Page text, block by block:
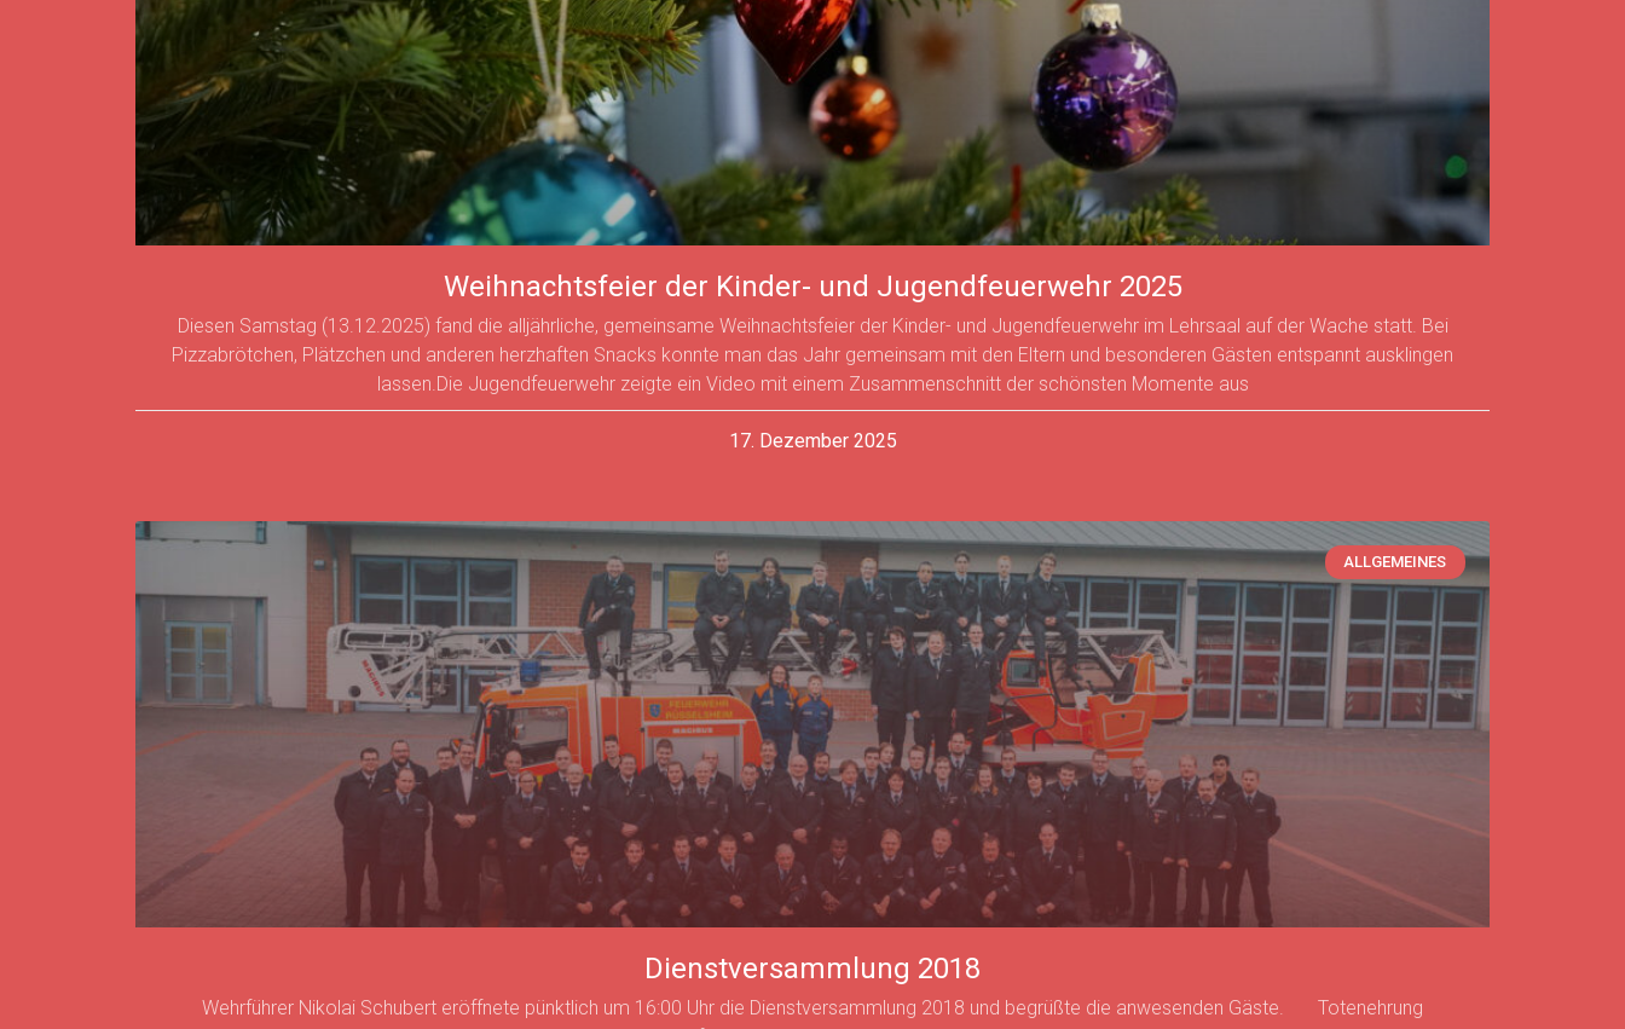
Weihnachtsfeier der Kinder- und Jugendfeuerwehr 2025
Diesen Samstag (13.12.2025) fand die alljährliche, gemeinsame Weihnachtsfeier der Kinder- und Jugendfeuerwehr im Lehrsaal auf der Wache statt. Bei
Pizzabrötchen, Plätzchen und anderen herzhaften Snacks konnte man das Jahr gemeinsam mit den Eltern und besonderen Gästen entspannt ausklingen
lassen.Die Jugendfeuerwehr zeigte ein Video mit einem Zusammenschnitt der schönsten Momente aus
17. Dezember 2025
ALLGEMEINES
Dienstversammlung 2018
Wehrführer Nikolai Schubert eröffnete pünktlich um 16:00 Uhr die Dienstversammlung 2018 und begrüßte die anwesenden Gäste. Totenehrung